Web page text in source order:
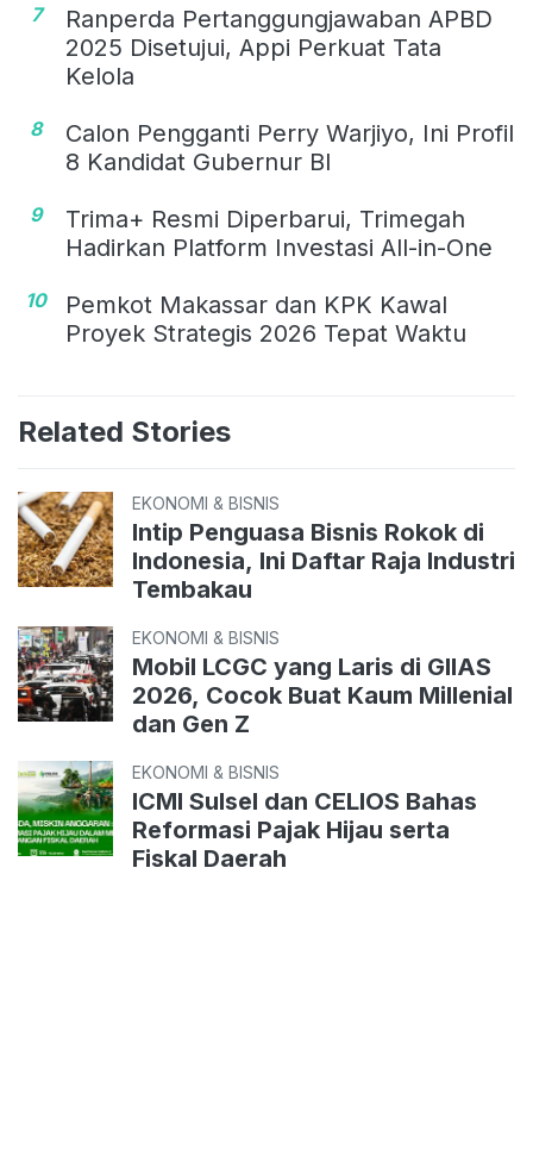
7
Ranperda Pertanggungjawaban APBD
2025 Disetujui, Appi Perkuat Tata
Kelola
8
Calon Pengganti Perry Warjiyo, Ini Profil
8 Kandidat Gubernur BI
9
Trima+ Resmi Diperbarui, Trimegah
Hadirkan Platform Investasi All-in-One
10
Pemkot Makassar dan KPK Kawal
Proyek Strategis 2026 Tepat Waktu
Related Stories
EKONOMI & BISNIS
Intip Penguasa Bisnis Rokok di
Indonesia, Ini Daftar Raja Industri
Tembakau
EKONOMI & BISNIS
Mobil LCGC yang Laris di GIIAS
2026, Cocok Buat Kaum Millenial
dan Gen Z
EKONOMI & BISNIS
ICMI Sulsel dan CELIOS Bahas
Reformasi Pajak Hijau serta
Fiskal Daerah